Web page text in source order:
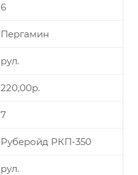
6
Пергамин
рул.
220,00р.
7
Руберойд РКП-350
рул.